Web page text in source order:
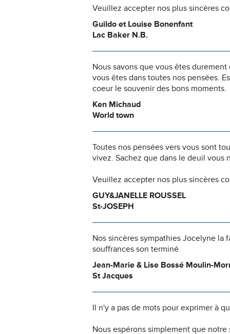
Veuillez accepter nos plus sincères
Guildo et Louise Bonenfant
Lac Baker N.B.
Nous savons que vous êtes
vous êtes dans toutes nos pensées.
coeur le souvenir des bons moments.
Ken Michaud
World town
Toutes nos pensées vers vous sont
vivez. Sachez que dans le deuil vous
Veuillez accepter nos plus sincères
GUY&JANELLE ROUSSEL
St-JOSEPH
Nos sincères sympathies Jocelyne la
souffrances son terminé
Jean-Marie & Lise Bossé Moulin-
St Jacques
Il n'y a pas de mots pour exprimer à
Nous espérons simplement que